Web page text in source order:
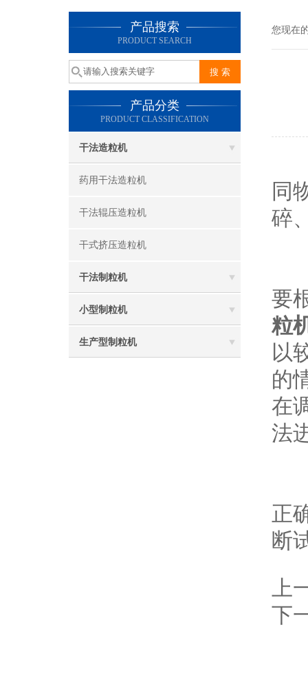
产品搜索
PRODUCT SEARCH
产品分类
PRODUCT CLASSIFICATION
干法造粒机
药用干法造粒机
干法辊压造粒机
干式挤压造粒机
干法制粒机
小型制粒机
生产型制粒机
您现在
同
碎
要
粒
以
的
在
法
正
断
上
下